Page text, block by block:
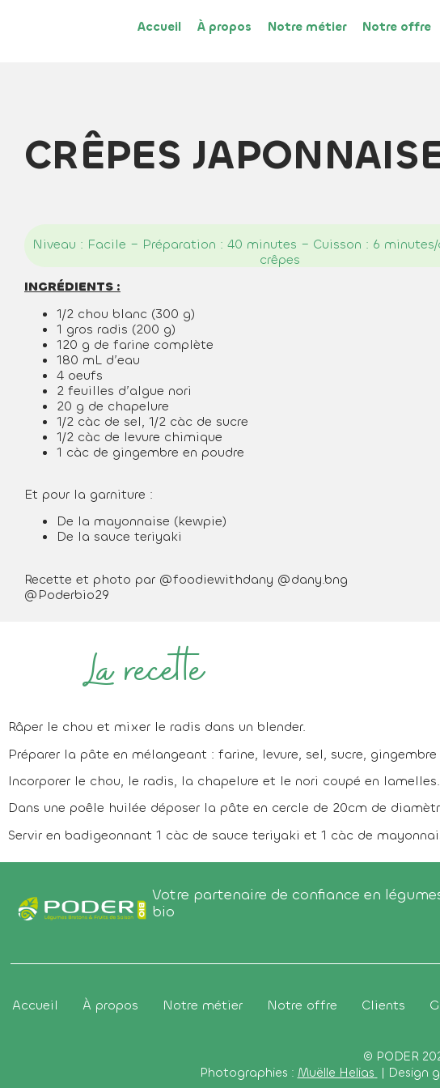
Accueil À propos Notre métier Notre offre
CRÊPES
Niveau : Facile – Préparation : 40 minutes – Cuisson : 6
crêpes
INGRÉDIENTS :
1/2 chou blanc (300 g)
1 gros radis (200 g)
120 g de farine complète
180 mL d’eau
4 oeufs
2 feuilles d’algue nori
20 g de chapelure
1/2 càc de sel, 1/2 càc de sucre
1/2 càc de levure chimique
1 càc de gingembre en poudre
Et pour la garniture :
De la mayonnaise (kewpie)
De la sauce teriyaki
Recette et photo par @foodiewithdany @dany.bng
@Poderbio29
La recette
Râper le chou et mixer le radis dans un blender.
Préparer la pâte en mélangeant : farine, levure, sel, sucre,
Incorporer le chou, le radis, la chapelure et le nori coupé en lamelles.
Dans une poêle huilée déposer la pâte en cercle de 20cm de
Servir en badigeonnant 1 càc de sauce teriyaki et 1 càc de
Votre partenaire de confiance en
bio
Accueil À propos Notre métier Notre offre Clients
© PODER
Photographies : Muëlle Helias | Design